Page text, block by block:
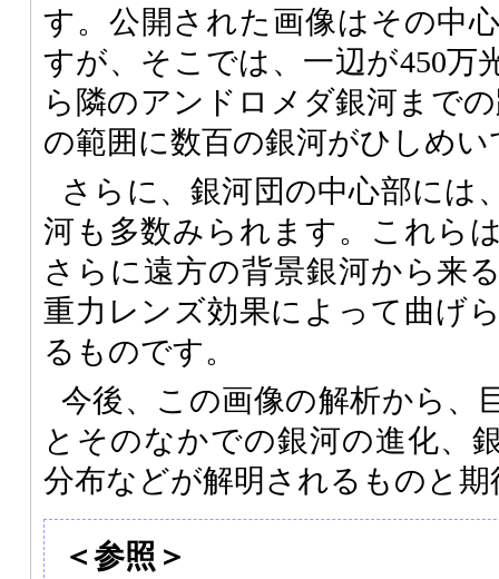
す。公開された画像はその中
すが、そこでは、一辺が450万
ら隣のアンドロメダ銀河まで
の範囲に数百の銀河がひしめ
さらに、銀河団の中心部には
河も多数みられます。これら
さらに遠方の背景銀河から来
重力レンズ効果によって曲げ
るものです。
今後、この画像の解析から、
とそのなかでの銀河の進化、
分布などが解明されるものと
＜参照＞